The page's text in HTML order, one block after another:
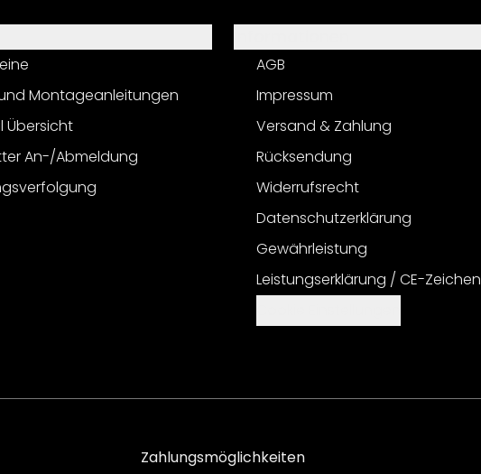
Montageanleitungen
Übersicht
An-/Abmeldung
AGB
Impressum
Versand & Zahlung
Rücksendung
Widerrufsrecht
Datenschutzerklärung
Gewährleistung
Leistungserklärung / CE-Zeichen
Zahlungsmöglichkeiten